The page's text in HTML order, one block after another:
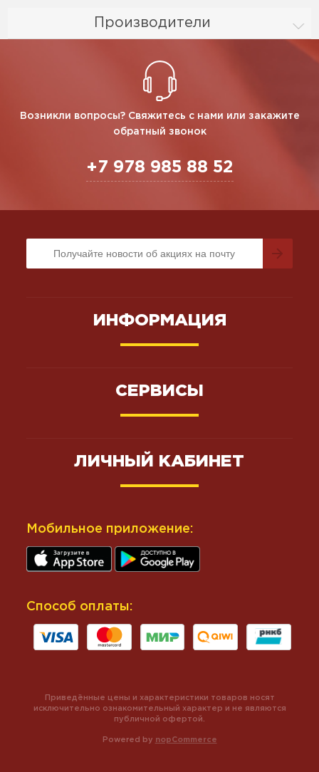
Производители
Возникли вопросы? Свяжитесь с нами или закажите
обратный звонок
+7 978 985 88 52
ИНФОРМАЦИЯ
СЕРВИСЫ
ЛИЧНЫЙ КАБИНЕТ
Мобильное приложение:
Способ оплаты:
Powered by nopCommerce
Приведённые цены и характеристики товаров носят
исключительно ознакомительный характер и не являются
публичной офертой.